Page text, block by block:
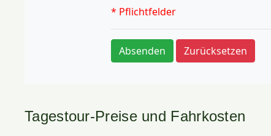
Tagestour-Preise und Fahrkosten